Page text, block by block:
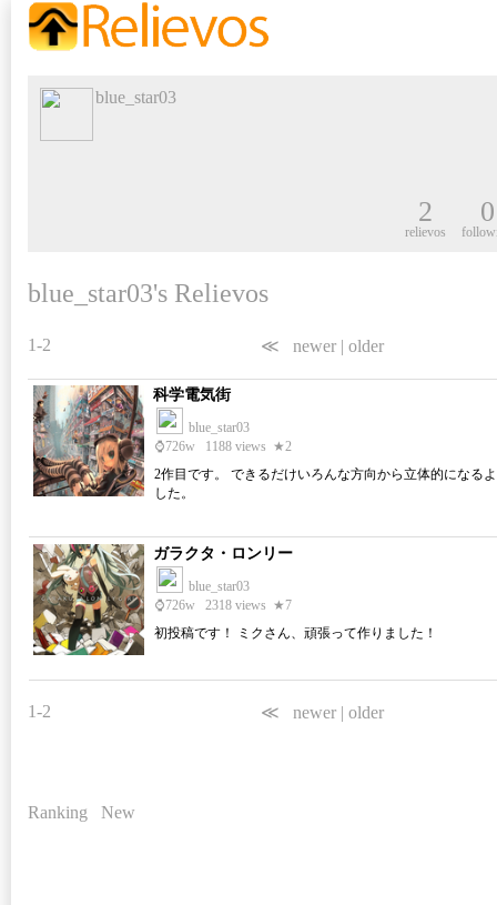
blue_star03
0
2
relievos
blue_star03's Relievos
1-2 ≪ newer | older
科学電気街
blue_star03
⌚726w 1188 views ★2
2作目です。 できるだけいろんな方向から立体的になる
した。
ガラクタ・ロンリー
blue_star03
⌚726w 2318 views ★7
初投稿です！ ミクさん、頑張って作りました！
1-2 ≪ newer | older
Ranking New